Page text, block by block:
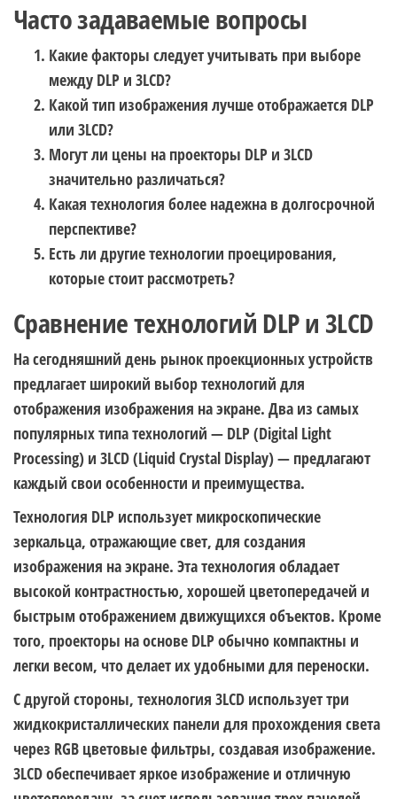
Часто задаваемые вопросы
Какие факторы следует учитывать при выборе
между DLP и 3LCD?
Какой тип изображения лучше отображается DLP
или 3LCD?
Могут ли цены на проекторы DLP и 3LCD
значительно различаться?
Какая технология более надежна в долгосрочной
перспективе?
Есть ли другие технологии проецирования,
которые стоит рассмотреть?
Сравнение технологий DLP и 3LCD
На сегодняшний день рынок проекционных устройств
предлагает широкий выбор технологий для
отображения изображения на экране. Два из самых
популярных типа технологий — DLP (Digital Light
Processing) и 3LCD (Liquid Crystal Display) — предлагают
каждый свои особенности и преимущества.
Технология DLP использует микроскопические
зеркальца, отражающие свет, для создания
изображения на экране. Эта технология обладает
высокой контрастностью, хорошей цветопередачей и
быстрым отображением движущихся объектов. Кроме
того, проекторы на основе DLP обычно компактны и
легки весом, что делает их удобными для переноски.
С другой стороны, технология 3LCD использует три
жидкокристаллических панели для прохождения света
через RGB цветовые фильтры, создавая изображение.
3LCD обеспечивает яркое изображение и отличную